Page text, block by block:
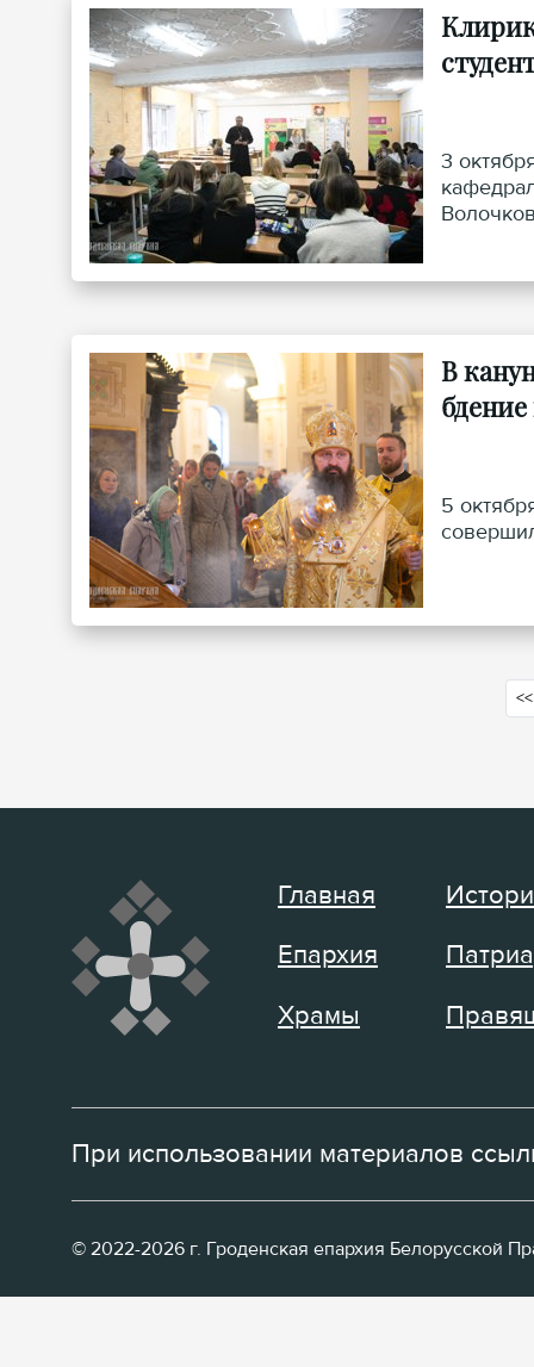
3
В
5
<<
Главная
Епархия
Храмы
При использовании материалов
© 2022-2026 г. Гроденская епархия Белорусской